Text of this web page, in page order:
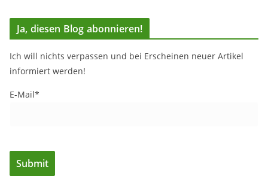
Ja, diesen Blog abonnieren!
Ich will nichts verpassen und bei Erscheinen neuer Artikel
informiert werden!
E-Mail*